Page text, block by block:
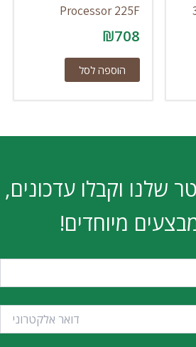
Processor 225F
₪708
הוספה לסל
שלנו וקבלו עדכונים,
מיוחדים!